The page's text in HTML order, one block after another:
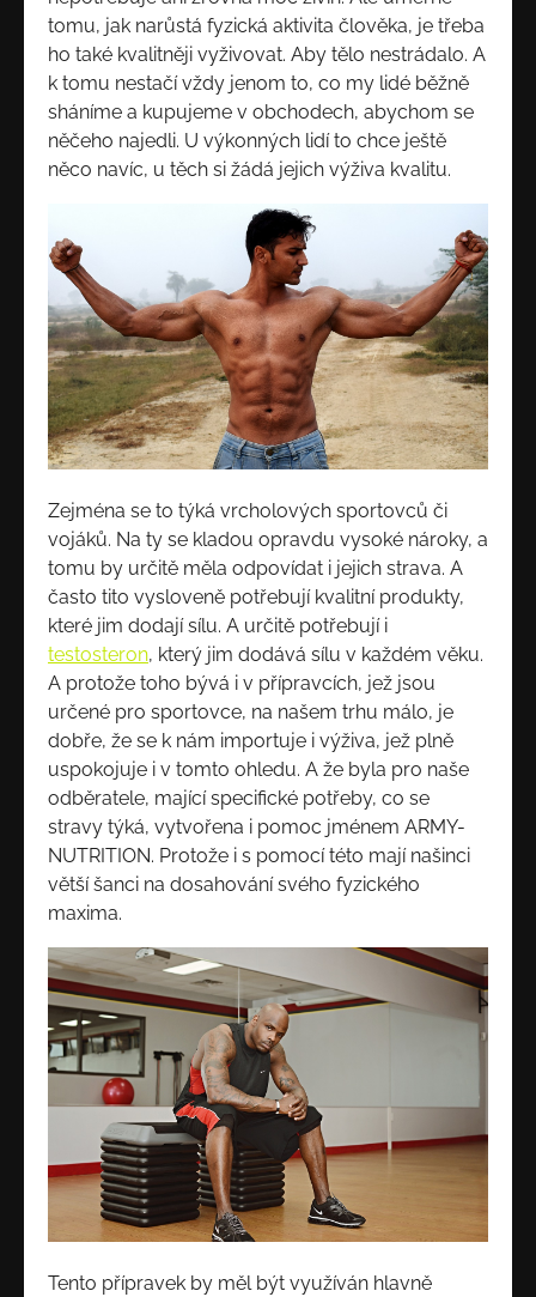
tomu, jak narůstá fyzická aktivita člověka, je třeba
ho také kvalitněji vyživovat. Aby tělo nestrádalo. A
k tomu nestačí vždy jenom to, co my lidé běžně
sháníme a kupujeme v obchodech, abychom se
něčeho najedli. U výkonných lidí to chce ještě
něco navíc, u těch si žádá jejich výživa kvalitu.
Zejména se to týká vrcholových sportovců či
vojáků. Na ty se kladou opravdu vysoké nároky, a
tomu by určitě měla odpovídat i jejich strava. A
často tito vysloveně potřebují kvalitní produkty,
které jim dodají sílu. A určitě potřebují i
testosteron, který jim dodává sílu v každém věku.
A protože toho bývá i v přípravcích, jež jsou
určené pro sportovce, na našem trhu málo, je
dobře, že se k nám importuje i výživa, jež plně
uspokojuje i v tomto ohledu. A že byla pro naše
odběratele, mající specifické potřeby, co se
stravy týká, vytvořena i pomoc jménem ARMY-
NUTRITION. Protože i s pomocí této mají našinci
větší šanci na dosahování svého fyzického
maxima.
Tento přípravek by měl být využíván hlavně